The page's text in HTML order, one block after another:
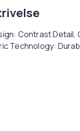
Contrast
Technology: